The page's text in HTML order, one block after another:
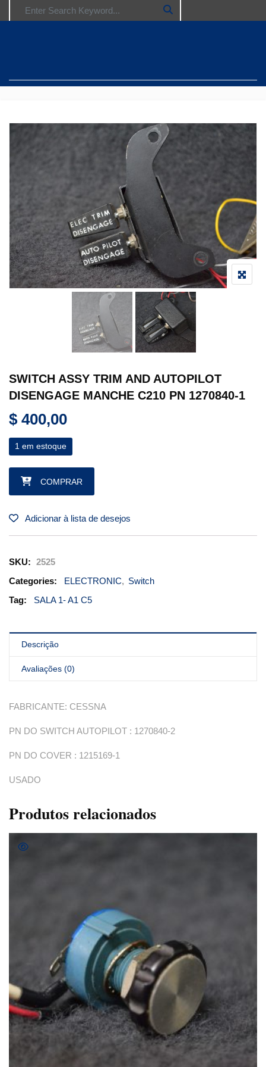
SWITCH ASSY TRIM AND AUTOPILOT
DISENGAGE MANCHE C210 PN 1270840-1
$ 400,00
1 em estoque
SWITCH ASSY TRIM AND AUTOPILOT DISENGAGE
COMPRAR
Adicionar à lista de desejos
SKU: 2525
Categories:
ELECTRONIC, Switch
Tag:
SALA 1- A1 C5
Descrição
Avaliações (0)
FABRICANTE: CESSNA
PN DO SWITCH AUTOPILOT : 1270840-2
PN DO COVER : 1215169-1
USADO
Produtos relacionados